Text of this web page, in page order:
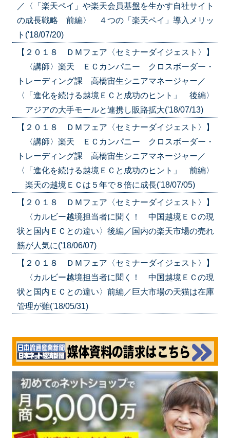
／〈「楽天ペイ」や楽天会員基盤を生かす自社サイト
の成長戦略 前編〉 ４つの「楽天ペイ」導入メリッ
ト('18/07/20)
【２０１８ ＤＭフェア〈セミナーダイジェスト〉】
〈講師〉楽天 ＥＣカンパニー クロスボーダー・
トレーディング課 高橋宙生シニアマネージャー／
〈「進化を続ける越境ＥＣと成功のヒント」 後編〉
アジアの大手モールと連携し販路拡大('18/07/13)
【２０１８ ＤＭフェア〈セミナーダイジェスト〉】
〈講師〉楽天 ＥＣカンパニー クロスボーダー・
トレーディング課 高橋宙生シニアマネージャー／
〈「進化を続ける越境ＥＣと成功のヒント」 前編〉
楽天の越境ＥＣは５年で８倍に成長('18/07/05)
【２０１８ ＤＭフェア〈セミナーダイジェスト〉】
〈カルビー越境担当者に聞く！ 中国越境ＥＣの現
状と国内ＥＣとの違い〉後編／国内の楽天市場の売れ
筋が人気に('18/06/07)
【２０１８ ＤＭフェア〈セミナーダイジェスト〉】
〈カルビー越境担当者に聞く！ 中国越境ＥＣの現
状と国内ＥＣとの違い〉前編／巨大市場の天猫は在庫
管理が難('18/05/31)